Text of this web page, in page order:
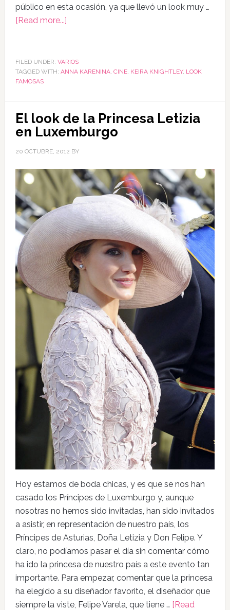
público en esta ocasión, ya que llevó un look muy …
[Read more...]
FILED UNDER: VARIOS
TAGGED WITH: ANNA KARENINA, CINE, KEIRA KNIGHTLEY, LOOK
FAMOSAS
El look de la Princesa Letizia
en Luxemburgo
20 OCTUBRE, 2012 BY
Hoy estamos de boda chicas, y es que se nos han
casado los Príncipes de Luxemburgo y, aunque
nosotras no hemos sido invitadas, han sido invitados
a asistir, en representación de nuestro país, los
Príncipes de Asturias, Doña Letizia y Don Felipe. Y
claro, no podíamos pasar el día sin comentar cómo
ha ido la princesa de nuestro país a este evento tan
importante. Para empezar, comentar que la princesa
ha elegido a su diseñador favorito, el diseñador que
siempre la viste, Felipe Varela, que tiene … [Read